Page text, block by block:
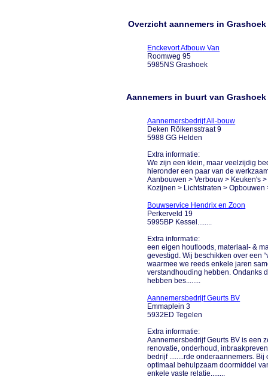
Overzicht aannemers in Grashoek
Enckevort Afbouw Van
Roomweg 95
5985NS Grashoek
Aannemers in buurt van Grashoek
Aannemersbedrijf All-bouw
Deken Rölkensstraat 9
5988 GG Helden
Extra informatie:
We zijn een klein, maar veelzijdig
hieronder een paar van de
Aanbouwen > Verbouw > Keuken's
Kozijnen > Lichtstraten > Opbouwen
Bouwservice Hendrix en Zoon
Perkerveld 19
5995BP Kessel........
Extra informatie:
een eigen houtloods, materiaal- &
gevestigd. Wij beschikken over een
waarmee we reeds enkele jaren
verstandhouding hebben. Ondanks
hebben bes........
Aannemersbedrijf Geurts BV
Emmaplein 3
5932ED Tegelen
Extra informatie:
Aannemersbedrijf Geurts BV is een
renovatie, onderhoud,
bedrijf ........rde onderaannemers.
optimaal behulpzaam doormiddel
enkele vaste relatie........